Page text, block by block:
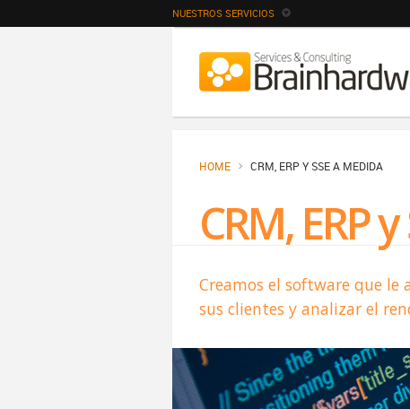
NUESTROS SERVICIOS
HOME CRM, ERP Y SSE A MEDIDA
CRM, ERP
Creamos el software que le
sus clientes y analizar el